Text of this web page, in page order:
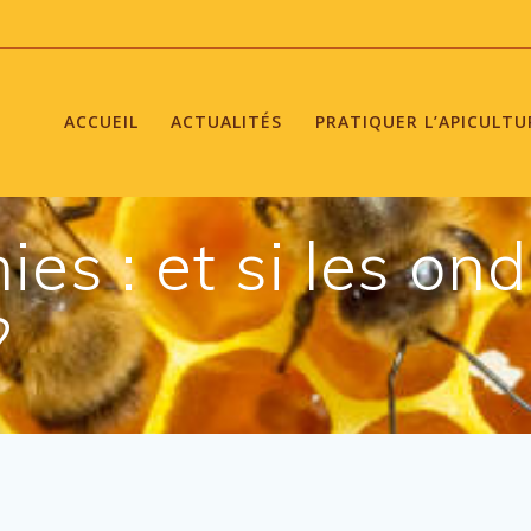
ACCUEIL ACTUALITÉS PRATIQUER
: et si les